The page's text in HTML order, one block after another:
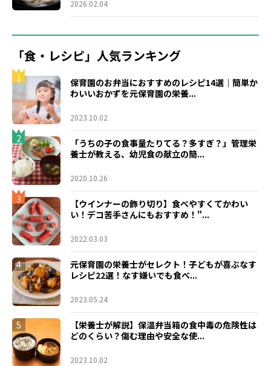
2026.02.04
「食・レシピ」人気ランキング
1
保育園のお弁当におすすめのレシピ14選｜簡単か
わいいおかずを元保育園の栄養...
2023.10.02
2
「うちの子の食事量たりてる？多すぎ？」管理栄
養士が教える、幼児食の献立の簡...
2020.10.26
3
【ウインナーの飾り切り】食べやすくてかわい
い！デコ苦手さんにもおすすめ！"...
2022.03.03
4
元保育園の栄養士がセレクト！子どもが喜ぶなす
レシピ22選！なす嫌いでも食べ...
2023.05.24
5
【栄養士が解説】保温弁当箱の食中毒の危険性は
どのくらい？傷む理由や安全な使...
2023.10.02